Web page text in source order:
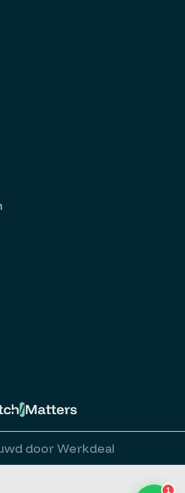
1
helpen?
Stuur een whatsappje
door Werkdeal